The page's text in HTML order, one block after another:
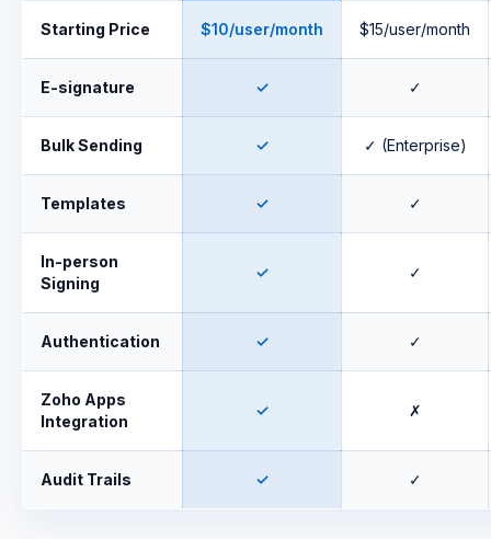
Starting Price $10/user/month $15/user/month
E-signature ✓ ✓
Bulk Sending ✓ ✓ (Enterprise)
Templates ✓ ✓
In-person
Signing
✓ ✓
Authentication ✓ ✓
Zoho Apps
Integration
✓ ✗
Audit Trails ✓ ✓